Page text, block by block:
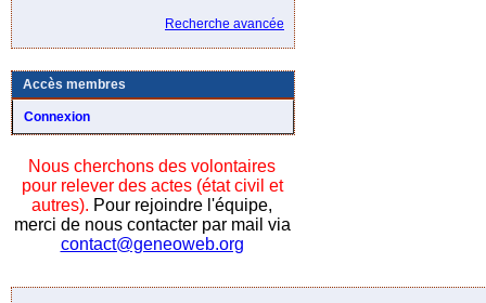
Recherche avancée
Accès membres
Connexion
Nous cherchons des volontaires
pour relever des actes (état civil et
autres). Pour rejoindre l'équipe,
merci de nous contacter par mail via
contact@geneoweb.org